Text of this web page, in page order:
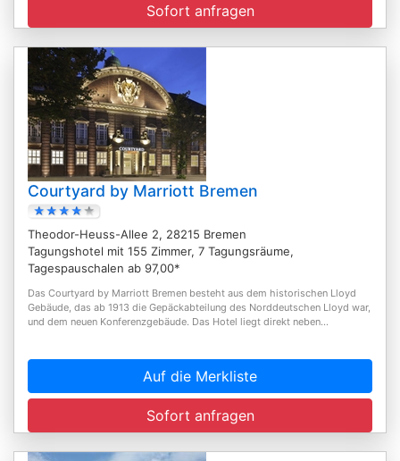
Sofort anfragen
Courtyard by Marriott Bremen
Theodor-Heuss-Allee 2, 28215 Bremen
Tagungshotel mit 155 Zimmer, 7 Tagungsräume,
Tagespauschalen ab 97,00*
Das Courtyard by Marriott Bremen besteht aus dem historischen Lloyd
Gebäude, das ab 1913 die Gepäckabteilung des Norddeutschen Lloyd war,
und dem neuen Konferenzgebäude. Das Hotel liegt direkt neben...
Auf die Merkliste
Sofort anfragen